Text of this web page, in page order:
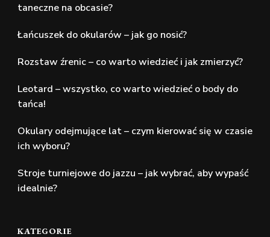
taneczne na obcasie?
Łańcuszek do okularów – jak go nosić?
Rozstaw źrenic – co warto wiedzieć i jak zmierzyć?
Leotard – wszystko, co warto wiedzieć o body do
tańca!
Okulary odejmujące lat – czym kierować się w czasie
ich wyboru?
Stroje turniejowe do jazzu – jak wybrać, aby wypaść
idealnie?
KATEGORIE